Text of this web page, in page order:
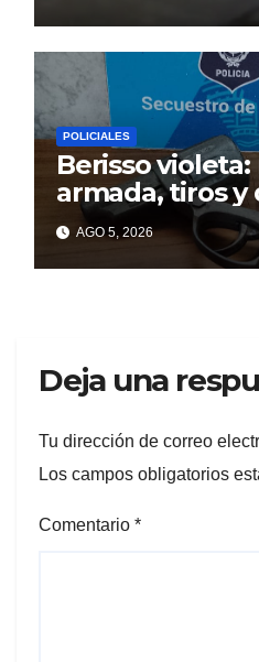
POLICIALES
Berisso
armada, tiros
AGO 5, 2026
Deja una
Tu dirección de correo
Los campos obligatorios
Comentario *